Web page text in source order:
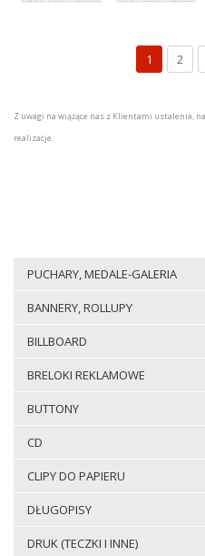
1 2
Z uwagi na wiążące nas z Klientami ustalenia,
realizacje.
PUCHARY, MEDALE-GALERIA
BANNERY, ROLLUPY
BILLBOARD
BRELOKI REKLAMOWE
BUTTONY
CD
CLIPY DO PAPIERU
DŁUGOPISY
DRUK (TECZKI I INNE)